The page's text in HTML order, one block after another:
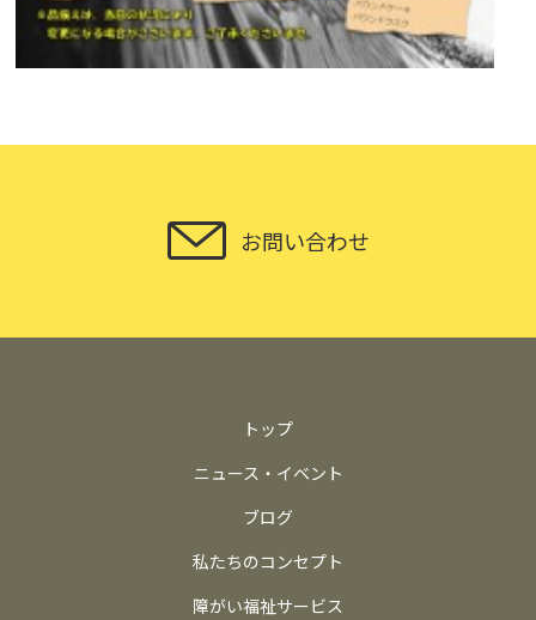
お問い合わせ
トップ
ニュース・イベント
ブログ
私たちのコンセプト
障がい福祉サービス